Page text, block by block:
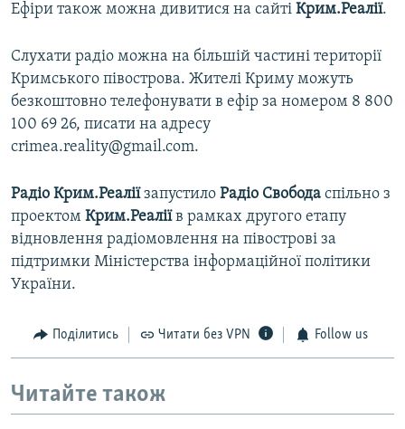
Ефіри також можна дивитися на сайті Крим.Реалії.
Слухати радіо можна на більшій частині території
Кримського півострова. Жителі Криму можуть
безкоштовно телефонувати в ефір за номером 8 800
100 69 26, писати на адресу
crimea.reality@gmail.com.
Радіо Крим.Реаліїзапустило Радіо Свобода спільно з
проектом Крим.Реаліїв рамках другого етапу
відновлення радіомовлення на півострові за
підтримки Міністерства інформаційної політики
України.
Поділитись Читати без VPN Follow us
Читайте також